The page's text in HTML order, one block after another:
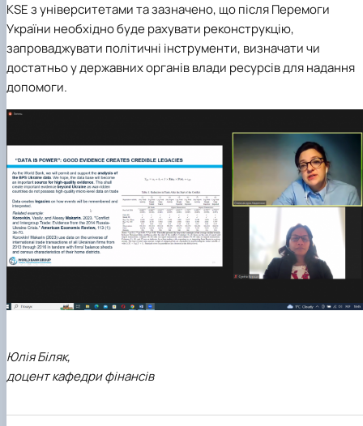
KSE з університетами та зазначено, що після Перемоги
України необхідно буде рахувати реконструкцію,
запроваджувати політичні інструменти, визначати чи
достатньо у державних органів влади ресурсів для надання
допомоги.
Юлія Біляк,
доцент кафедри фінансів